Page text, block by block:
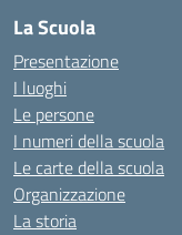
La Scuola
Presentazione
I luoghi
Le persone
I numeri della scuola
Le carte della scuola
Organizzazione
La storia